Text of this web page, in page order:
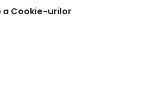
a Cookie-urilor